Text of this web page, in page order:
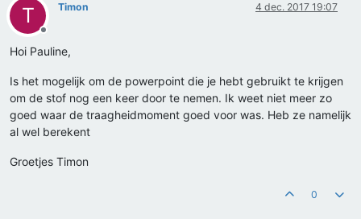
T
Offline
Timon 4 dec. 2017 19:07
Hoi Pauline,
Is het mogelijk om de powerpoint die je hebt gebruikt te krijgen
om de stof nog een keer door te nemen. Ik weet niet meer zo
goed waar de traagheidmoment goed voor was. Heb ze namelijk
al wel berekent
Groetjes Timon
0